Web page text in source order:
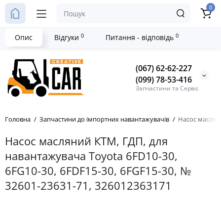
(067) 62-62-227
(099) 78-53-416
Запчастини та Сервіс
0
Головна Запчастини до імпортних навантажувачів Насос
Насос масляний КТМ, ГДП, для
навантажувача Toyota 6FD10-30,
6FG10-30, 6FDF15-30, 6FGF15-30, №
32601-23631-71, 326012363171
Опис Відгуки 0 Питання - відповідь 0